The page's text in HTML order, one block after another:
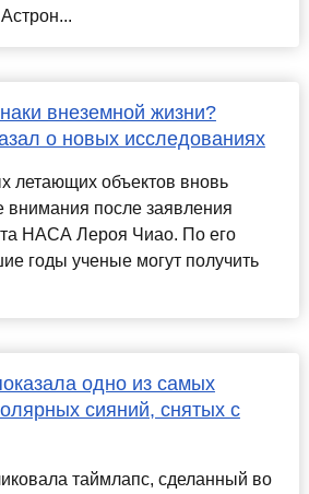
внеземной жизни?
о новых исследованиях
летающих объектов вновь
внимания после заявления
НАСА Лероя Чиао. По его
годы ученые могут получить
одно из самых
сияний, снятых с
таймлапс, сделанный во